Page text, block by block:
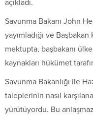
açıkladı.
Savunma Bakanı John
yayımladığı ve
mektupta, başbakanı
kaynakları hükümet
Savunma Bakanlığı ile
taleplerinin nasıl
yürütüyordu. Bu